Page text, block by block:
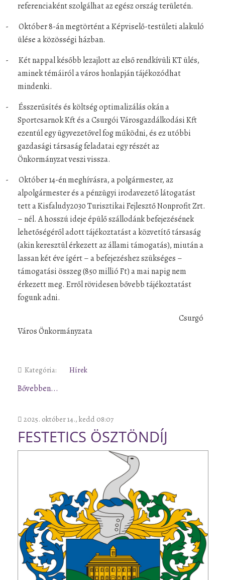
referenciaként szolgálhat az egész ország területén.
-
Október 8-án megtörtént a Képviselő-testületi alakuló
ülése a közösségi házban.
-
Két nappal később lezajlott az első rendkívüli KT ülés,
aminek témáiról a város honlapján tájékozódhat
mindenki.
-
Ésszerűsítés és költség optimalizálás okán a
Sportcsarnok Kft és a Csurgói Városgazdálkodási Kft
ezentúl egy ügyvezetővel fog működni, és ez utóbbi
gazdasági társaság feladatai egy részét az
Önkormányzat veszi vissza.
-
Október 14-én meghívásra, a polgármester, az
alpolgármester és a pénzügyi irodavezető látogatást
tett a Kisfaludy2030 Turisztikai Fejlesztő Nonprofit Zrt.
– nél. A hosszú ideje épülő szállodánk befejezésének
lehetőségéről adott tájékoztatást a közvetítő társaság
(akin keresztül érkezett az állami támogatás), miután a
lassan két éve ígért – a befejezéshez szükséges –
támogatási összeg (850 millió Ft) a mai napig nem
érkezett meg. Erről rövidesen bővebb tájékoztatást
fogunk adni.
Csurgó
Város Önkormányzata
Kategória: Hírek
Bővebben...
2025. október 14., kedd 08:07
FESTETICS ÖSZTÖNDÍJ